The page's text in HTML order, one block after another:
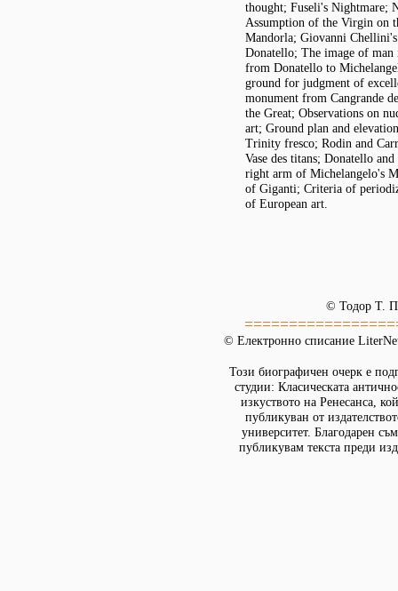
thought; Fuseli's Nightmare;
Assumption of the Virgin on
Mandorla; Giovanni
Donatello; The image of man
from Donatello to
ground for judgment of
monument from Cangrande
the Great; Observations on
art; Ground plan and
Trinity fresco; Rodin and
Vase des titans; Donatello
right arm of Michelangelo's
of Giganti; Criteria of
of European art.
© Тодор Т.
© Електронно списание
Този биографичен очерк е
студии: Класическата
изкуството на Ренесанса,
публикуван от
университет. Благодарен
публикувам текста преди